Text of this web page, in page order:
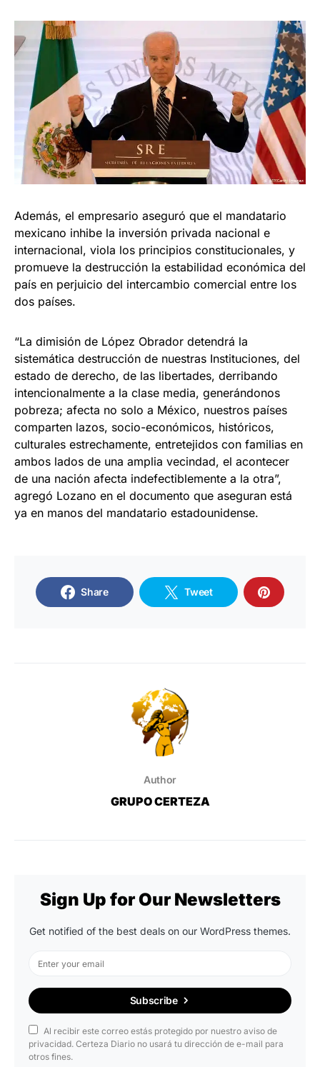
Además, el empresario aseguró que el mandatario
mexicano inhibe la inversión privada nacional e
internacional, viola los principios constitucionales, y
promueve la destrucción la estabilidad económica del
país en perjuicio del intercambio comercial entre los
dos países.
“La dimisión de López Obrador detendrá la
sistemática destrucción de nuestras Instituciones, del
estado de derecho, de las libertades, derribando
intencionalmente a la clase media, generándonos
pobreza; afecta no solo a México, nuestros países
comparten lazos, socio-económicos, históricos,
culturales estrechamente, entretejidos con familias en
ambos lados de una amplia vecindad, el acontecer
de una nación afecta indefectiblemente a la otra”,
agregó Lozano en el documento que aseguran está
ya en manos del mandatario estadounidense.
Share Tweet
Author
GRUPO CERTEZA
Sign Up for Our Newsletters
Get notified of the best deals on our WordPress themes.
Subscribe
Al recibir este correo estás protegido por nuestro aviso de
privacidad. Certeza Diario no usará tu dirección de e-mail para
otros fines.